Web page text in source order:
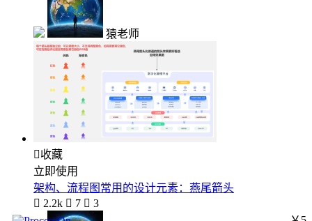
猿老师
收藏
立即使用
架构、流程图常用的设计元素：燕尾箭头
 2.2k  7  3